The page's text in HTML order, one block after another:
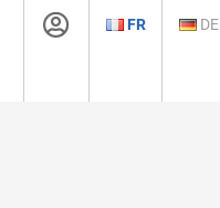
FR DE